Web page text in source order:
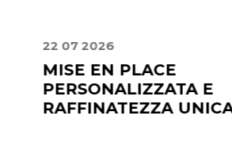
22 07 2026
MISE EN PLACE
PERSONALIZZATA E
RAFFINATEZZA UNICA